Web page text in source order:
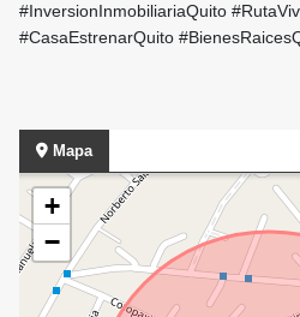
#InversionInmobiliariaQuito
#CasaEstrenarQuito
Mapa
+
−